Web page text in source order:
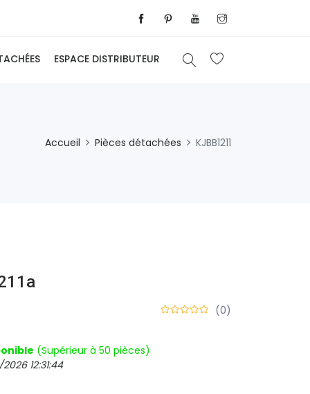
ESPACE DISTRIBUTEUR
Accueil Pièces détachées KJBB1211
(0)
(Supérieur à 50 pièces)
12:31:44